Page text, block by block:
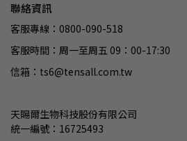
聯絡資訊
客服專線：0800-090-518
客服時間：周一至周五 09：00-17:30
信箱：ts6@tensall.com.tw
天賜爾生物科技股份有限公司
統一編號：16725493